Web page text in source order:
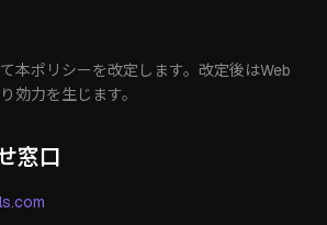
本ポリシーを改定します。改定後はWeb
効力を生じます。
窓口